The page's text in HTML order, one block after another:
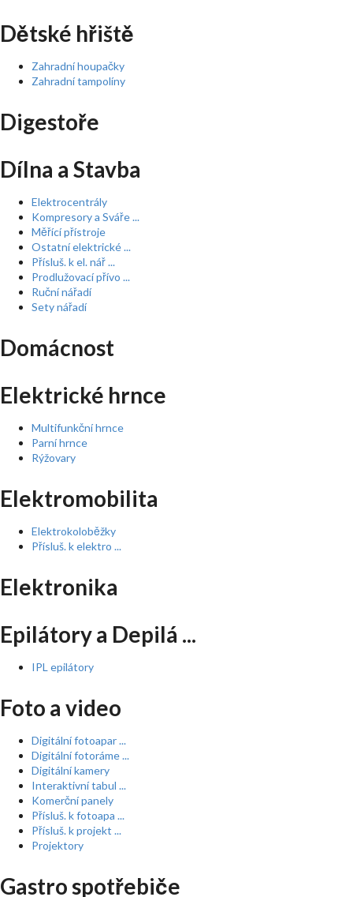
Dětské hřiště
Zahradní houpačky
Zahradní tampolíny
Digestoře
Dílna a Stavba
Elektrocentrály
Kompresory a Sváře ...
Měřící přístroje
Ostatní elektrické ...
Přísluš. k el. nář ...
Prodlužovací přívo ...
Ruční nářadí
Sety nářadí
Domácnost
Elektrické hrnce
Multifunkční hrnce
Parní hrnce
Rýžovary
Elektromobilita
Elektrokoloběžky
Přísluš. k elektro ...
Elektronika
Epilátory a Depilá ...
IPL epilátory
Foto a video
Digitální fotoapar ...
Digitální fotoráme ...
Digitální kamery
Interaktivní tabul ...
Komerční panely
Přísluš. k fotoapa ...
Přísluš. k projekt ...
Projektory
Gastro spotřebiče